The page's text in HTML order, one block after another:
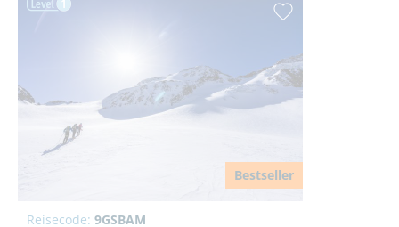
Bestseller
Reisecode: 9GSBAM